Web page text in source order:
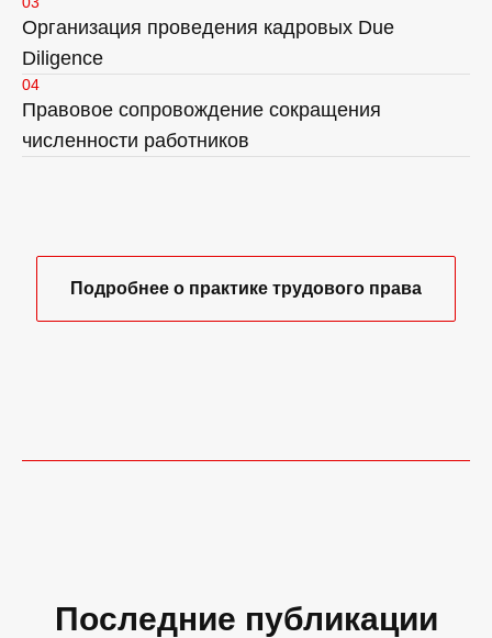
Организация проведения кадровых Due
Diligence
04
Правовое сопровождение сокращения
численности работников
Подробнее о практике трудового права
Последние публикации